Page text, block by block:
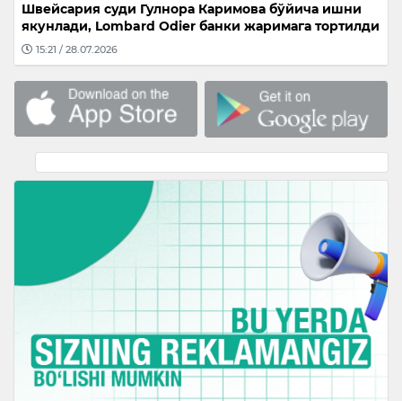
Швейсария суди Гулнора Каримова бўйича ишни
якунлади, Lombard Odier банки жаримага тортилди
15:21 / 28.07.2026